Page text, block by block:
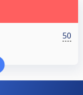
50